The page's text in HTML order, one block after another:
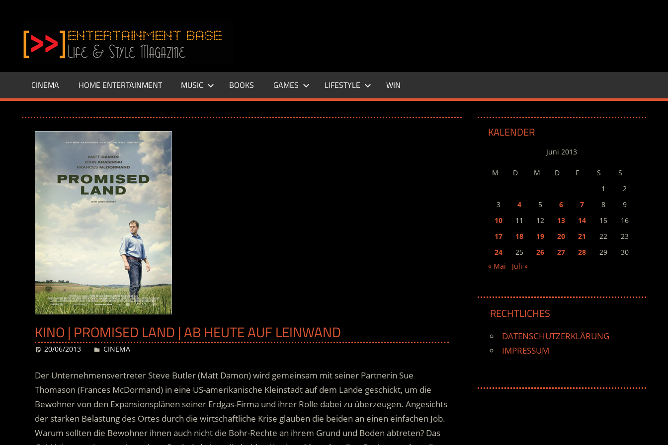
springen
–
LIFE
Base.de
CINEMA HOME ENTERTAINMENT MUSIC BOOKS GAMES LIFESTYLE WIN
KINO | PROMISED LAND | AB HEUTE AUF LEINWAND
20/06/2013 Desiree
CINEMA
Der Unternehmensvertreter Steve Butler (Matt Damon) wird gemeinsam mit seiner Partnerin Sue
Thomason (Frances McDormand) in eine US-amerikanische Kleinstadt auf dem Lande geschickt, um die
Bewohner von den Expansionsplänen seiner Erdgas-Firma und ihrer Rolle dabei zu überzeugen. Angesichts
der starken Belastung des Ortes durch die wirtschaftliche Krise glauben die beiden an einen einfachen Job.
Warum sollten die Bewohner ihnen auch nicht die Bohr-Rechte an ihrem Grund und Boden abtreten? Das
KALENDER
Juni 2013
M D M D F S
S
1
2
3
4 5 6 7 8
9
10
11 12 13 14 15
16
17
18 19 20 21 22
23
24
25 26 27 28 29
30
« Mai
Juli »
RECHTLICHES
DATENSCHUTZERKLÄRUNG
IMPRESSUM